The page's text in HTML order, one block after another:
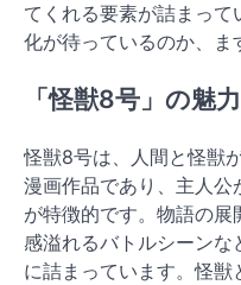
てくれる要素が詰まっ
化が待っているのか、ま
「怪獣8号」の魅
怪獣8号は、人間と怪獣
漫画作品であり、主人公
が特徴的です。物語の
感溢れるバトルシーンな
に詰まっています。怪獣